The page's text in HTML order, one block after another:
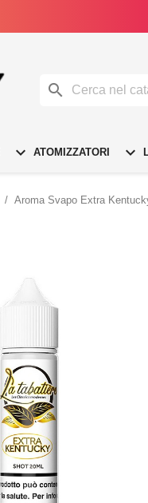

 ATOMIZZATORI 
Aroma Svapo Extra